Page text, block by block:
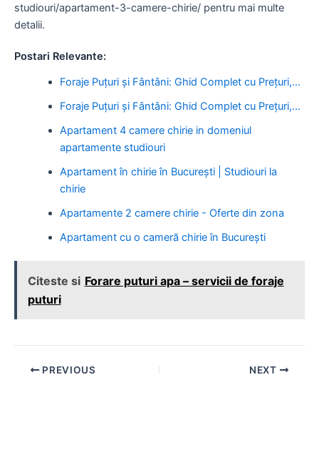
studiouri/apartament-3-camere-chirie/ pentru mai multe
detalii.
Postari Relevante:
Foraje Puțuri și Fântâni: Ghid Complet cu Prețuri,…
Foraje Puțuri și Fântâni: Ghid Complet cu Prețuri,…
Apartament 4 camere chirie in domeniul
apartamente studiouri
Apartament în chirie în București | Studiouri la
chirie
Apartamente 2 camere chirie - Oferte din zona
Apartament cu o cameră chirie în București
Citeste si Forare puturi apa – servicii de foraje
puturi
Post PREVIOUS NEXT